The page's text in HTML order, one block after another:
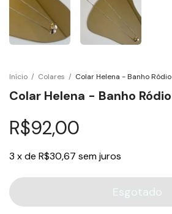
Início / Colares / Colar Helena - Banho Ródio
Colar Helena - Banho Ródio
R$92,00
3 xde R$30,67 sem juros